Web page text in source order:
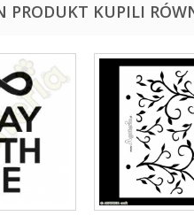
PRODUKT KUPILI